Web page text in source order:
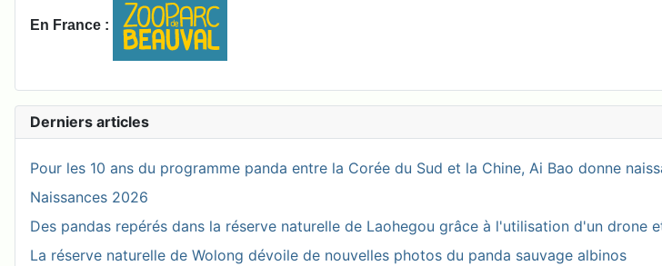
En France :
Derniers articles
Pour les 10 ans du programme panda entre la Corée du Sud et la Chine, Ai Bao donne
Naissances 2026
Des pandas repérés dans la réserve naturelle de Laohegou grâce à l'utilisation d'un drone
La réserve naturelle de Wolong dévoile de nouvelles photos du panda sauvage albinos